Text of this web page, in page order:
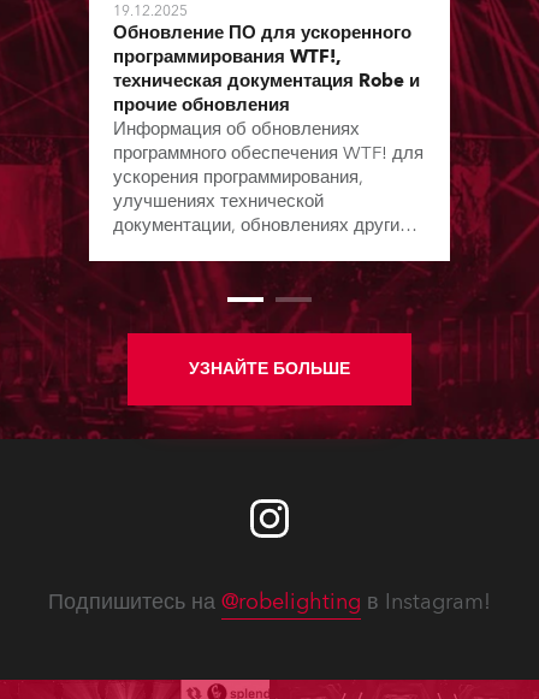
19.12.2025
Обновление ПО для ускоренного
программирования WTF!,
техническая документация Robe и
прочие обновления
Информация об обновлениях
программного обеспечения WTF! для
ускорения программирования,
улучшениях технической
документации, обновлениях других
бюллетеня.
УЗНАЙТЕ БОЛЬШЕ
Подпишитесь на @robelighting в Instagram!